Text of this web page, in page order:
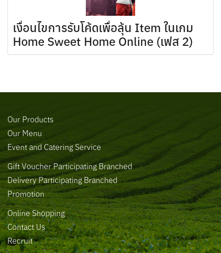
เงื่อนไขการรับโค้ดเพื่อลุ้น Item ในเกม
Home Sweet Home Online (เฟส 2)
Our Products
Our Menu
Event and Catering Service
Gift Voucher Participating Branched
Delivery Participating Branched
Promotion
Online Shopping
Contact Us
Recruit